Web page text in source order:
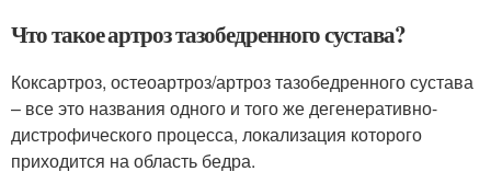
Что такое артроз тазобедренного сустава?
Коксартроз, остеоартроз/артроз тазобедренного сустава
– все это названия одного и того же дегенеративно-
дистрофического процесса, локализация которого
приходится на область бедра.